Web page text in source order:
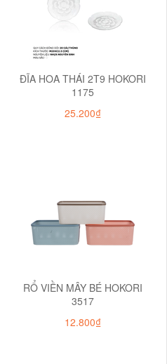
ĐĨA HOA THÁI 2T9 HOKORI
1175
25.200₫
RỔ VIỀN MÂY BÉ HOKORI
3517
12.800₫